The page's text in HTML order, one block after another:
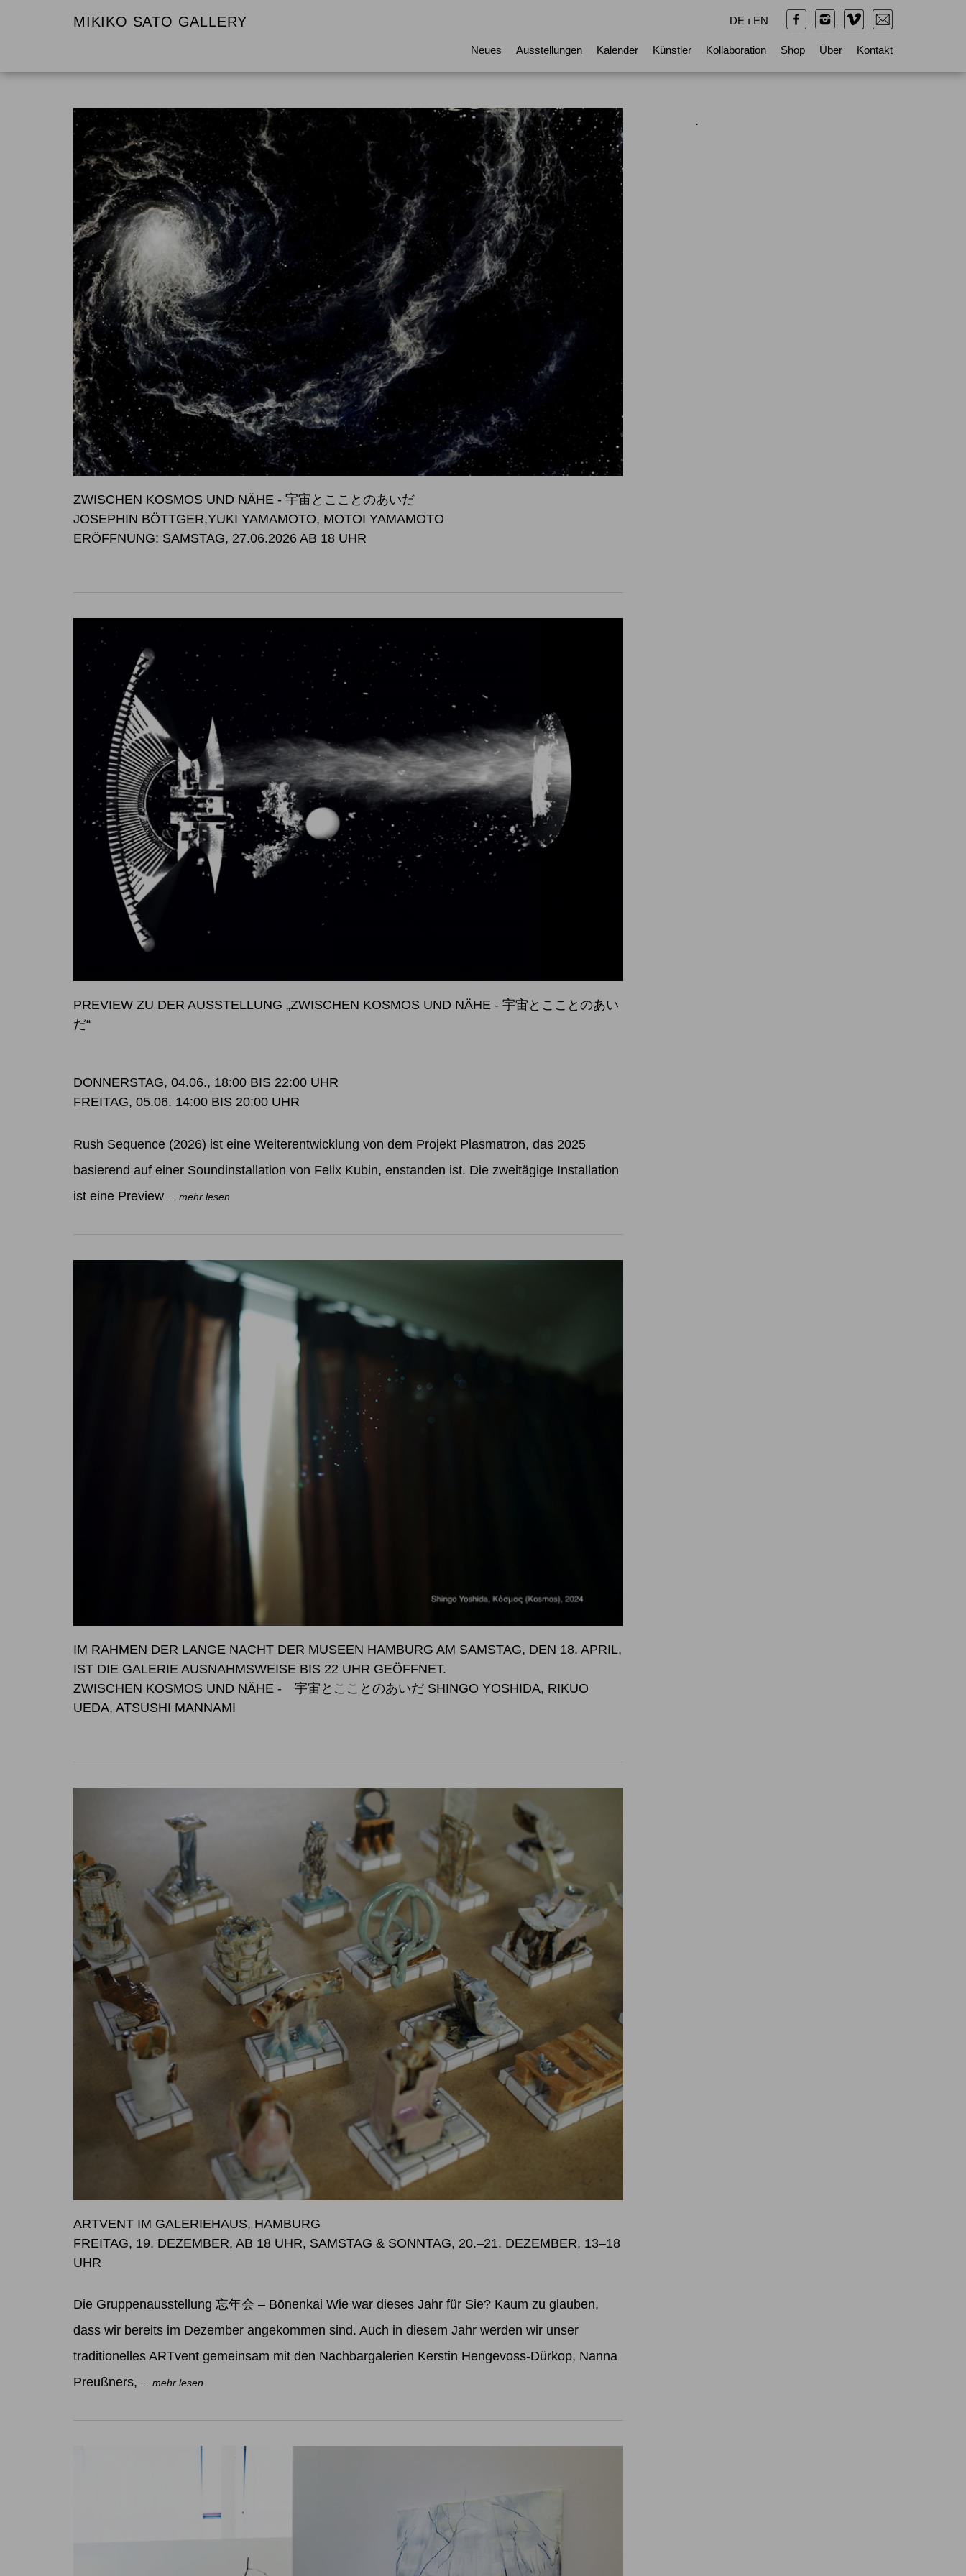
MIKIKO SATO GALLERY
Neues Ausstellungen Kalender Künstler Kollaboration Shop Über Kontakt
DE ı EN
.
ZWISCHEN KOSMOS UND NÄHE - 宇宙とこことのあいだ
JOSEPHIN BÖTTGER,YUKI YAMAMOTO, MOTOI YAMAMOTO
ERÖFFNUNG: SAMSTAG, 27.06.2026 AB 18 UHR
PREVIEW ZU DER AUSSTELLUNG „ZWISCHEN KOSMOS UND NÄHE - 宇宙とこことのあい
だ“
DONNERSTAG, 04.06., 18:00 BIS 22:00 UHR
FREITAG, 05.06. 14:00 BIS 20:00 UHR
Rush Sequence (2026) ist eine Weiterentwicklung von dem Projekt Plasmatron, das 2025
basierend auf einer Soundinstallation von Felix Kubin, enstanden ist. Die zweitägige Installation
ist eine Preview
... mehr lesen
IM RAHMEN DER LANGE NACHT DER MUSEEN HAMBURG AM SAMSTAG, DEN 18. APRIL,
IST DIE GALERIE AUSNAHMSWEISE BIS 22 UHR GEÖFFNET.
ZWISCHEN KOSMOS UND NÄHE - 宇宙とこことのあいだ SHINGO YOSHIDA, RIKUO
UEDA, ATSUSHI MANNAMI
ARTVENT IM GALERIEHAUS, HAMBURG
FREITAG, 19. DEZEMBER, AB 18 UHR, SAMSTAG & SONNTAG, 20.–21. DEZEMBER, 13–18
UHR
Die Gruppenausstellung 忘年会 – Bōnenkai Wie war dieses Jahr für Sie? Kaum zu glauben,
dass wir bereits im Dezember angekommen sind. Auch in diesem Jahr werden wir unser
traditionelles ARTvent gemeinsam mit den Nachbargalerien Kerstin Hengevoss-Dürkop, Nanna
Preußners, ... mehr lesen